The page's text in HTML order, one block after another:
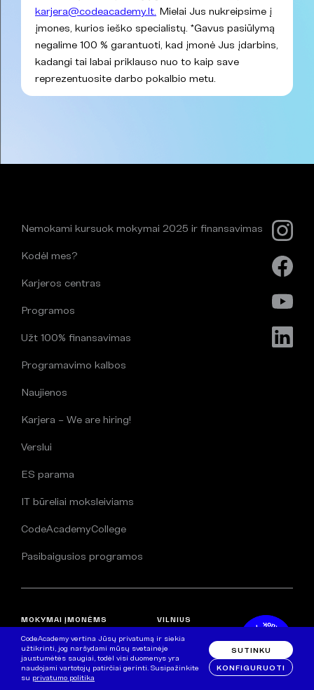
karjera@codeacademy.lt. Mielai Jus nukreipsime į
įmones, kurios ieško specialistų. *Gavus pasiūlymą
negalime 100 % garantuoti, kad įmonė Jus įdarbins,
kadangi tai labai priklauso nuo to kaip save
reprezentuosite darbo pokalbio metu.
Nemokami kursuok mokymai 2025 ir finansavimas
Kodėl mes?
Karjeros centras
Programos
Užt 100% finansavimas
Programavimo kalbos
Naujienos
Karjera – We are hiring!
Verslui
ES parama
IT būreliai moksleiviams
CodeAcademyCollege
Pasibaigusios programos
MOKYMAI ĮMONĖMS
Personalo valdymo
mokymai
VILNIUS
Upės g. 21,
Vilnius
CodeAcademy vertina Jūsų privatumą ir siekia
užtikrinti, jog naršydami mūsų svetainėje
jaustumėtės saugiai, todėl visi duomenys yra
naudojami vartotojų patirčiai gerinti. Susipažinkite
su privatumo politika
SUTINKU
KONFIGURUOTI